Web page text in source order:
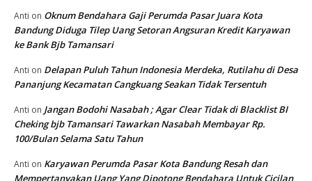
Anti on Oknum Bendahara Gaji Perumda Pasar Juara Kota
Bandung Diduga Tilep Uang Setoran Angsuran Kredit Karyawan
ke Bank Bjb Tamansari
Anti on Delapan Puluh Tahun Indonesia Merdeka, Rutilahu di Desa
Pananjung Kecamatan Cangkuang Seakan Tidak Tersentuh
Anti on Jangan Bodohi Nasabah ; Agar Clear Tidak di Blacklist BI
Cheking bjb Tamansari Tawarkan Nasabah Membayar Rp.
100/Bulan Selama Satu Tahun
Anti on Karyawan Perumda Pasar Kota Bandung Resah dan
Mempertanyakan Uang Yang Dipotong Bendahara Untuk Cicilan